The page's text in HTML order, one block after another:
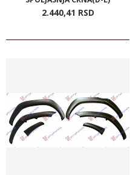
2.440,41 RSD